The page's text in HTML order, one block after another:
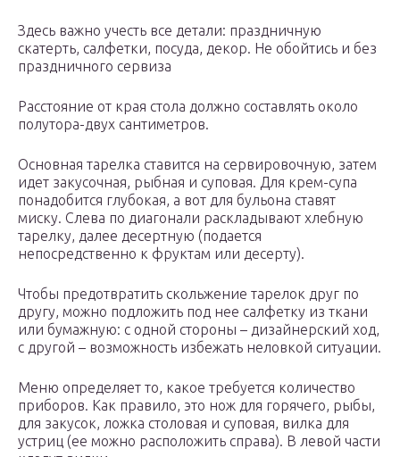
Здесь важно учесть все детали: праздничную
скатерть, салфетки, посуда, декор. Не обойтись и без
праздничного сервиза
Расстояние от края стола должно составлять около
полутора-двух сантиметров.
Основная тарелка ставится на сервировочную, затем
идет закусочная, рыбная и суповая. Для крем-супа
понадобится глубокая, а вот для бульона ставят
миску. Слева по диагонали раскладывают хлебную
тарелку, далее десертную (подается
непосредственно к фруктам или десерту).
Чтобы предотвратить скольжение тарелок друг по
другу, можно подложить под нее салфетку из ткани
или бумажную: с одной стороны – дизайнерский ход,
с другой – возможность избежать неловкой ситуации.
Меню определяет то, какое требуется количество
приборов. Как правило, это нож для горячего, рыбы,
для закусок, ложка столовая и суповая, вилка для
устриц (ее можно расположить справа). В левой части